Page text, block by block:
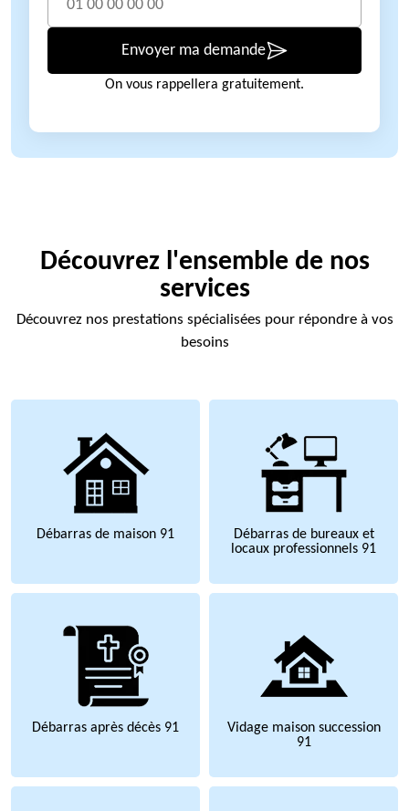
Envoyer ma demande
On vous rappellera gratuitement.
Découvrez l'ensemble de nos
services
Découvrez nos prestations spécialisées pour répondre à vos
besoins
Débarras de maison 91
Débarras de bureaux et
locaux professionnels 91
Débarras après décès 91
Vidage maison succession
91